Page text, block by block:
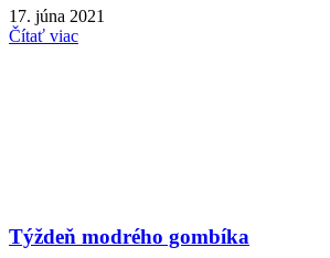
17. júna 2021
Čítať viac
Týždeň modrého gombíka